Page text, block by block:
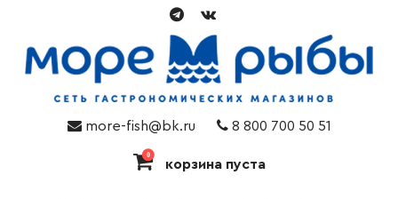
more-fish@bk.ru 8 800 700 50 51
0
корзина пуста